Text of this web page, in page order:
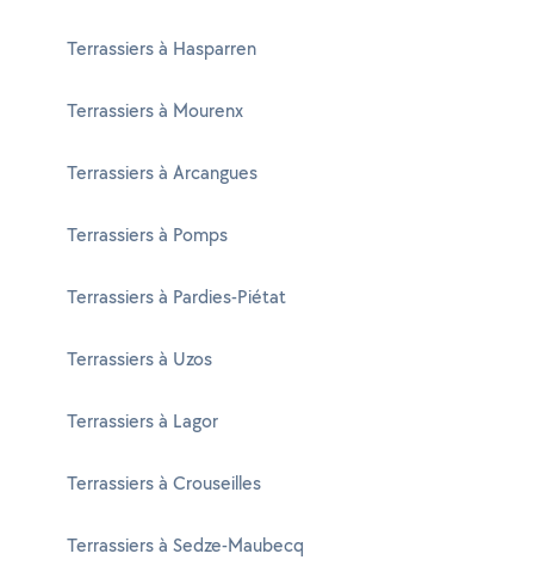
Terrassiers à Hasparren
Terrassiers à Mourenx
Terrassiers à Arcangues
Terrassiers à Pomps
Terrassiers à Pardies-Piétat
Terrassiers à Uzos
Terrassiers à Lagor
Terrassiers à Crouseilles
Terrassiers à Sedze-Maubecq